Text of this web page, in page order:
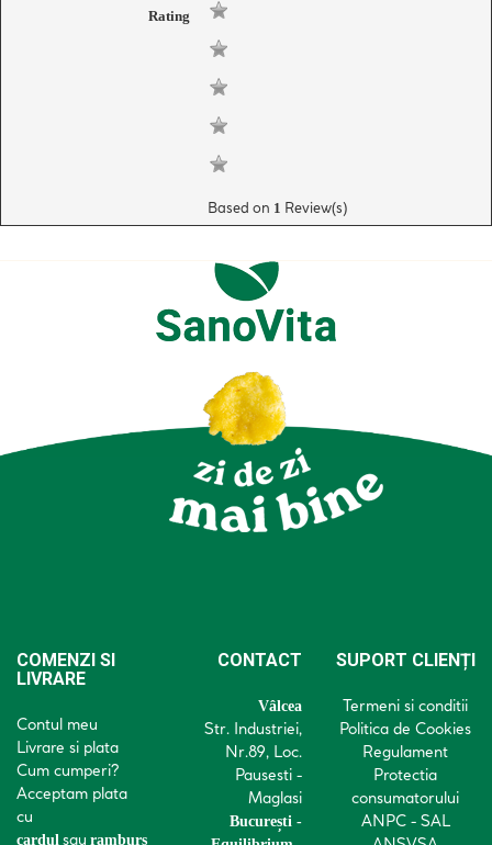
Rating
Based on 1 Review(s)
COMENZI SI
LIVRARE
Contul meu
Livrare si plata
Cum cumperi?
Acceptam plata
cu
cardul sau ramburs
CONTACT
Vâlcea
Str. Industriei,
Nr.89, Loc.
Pausesti -
Maglasi
București -
SUPORT CLIENȚI
Termeni si conditii
Politica de Cookies
Regulament
Protectia
consumatorului
ANPC - SAL